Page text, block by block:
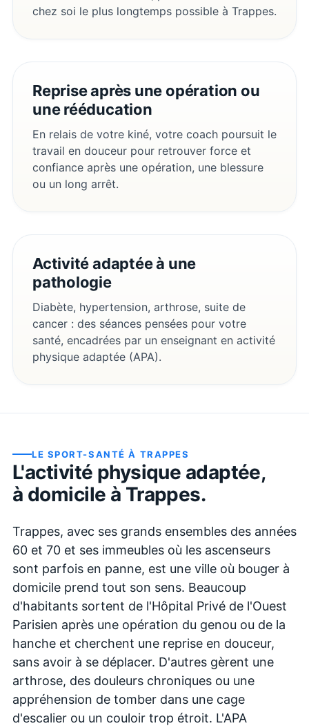
chez soi le plus longtemps possible à Trappes.
Reprise après une opération ou
une rééducation
En relais de votre kiné, votre coach poursuit le
travail en douceur pour retrouver force et
confiance après une opération, une blessure
ou un long arrêt.
Activité adaptée à une
pathologie
Diabète, hypertension, arthrose, suite de
cancer : des séances pensées pour votre
santé, encadrées par un enseignant en activité
physique adaptée (APA).
LE SPORT-SANTÉ À TRAPPES
L'activité physique adaptée,
à domicile à Trappes.
Trappes, avec ses grands ensembles des années
60 et 70 et ses immeubles où les ascenseurs
sont parfois en panne, est une ville où bouger à
domicile prend tout son sens. Beaucoup
d'habitants sortent de l'Hôpital Privé de l'Ouest
Parisien après une opération du genou ou de la
hanche et cherchent une reprise en douceur,
sans avoir à se déplacer. D'autres gèrent une
arthrose, des douleurs chroniques ou une
appréhension de tomber dans une cage
d'escalier ou un couloir trop étroit. L'APA